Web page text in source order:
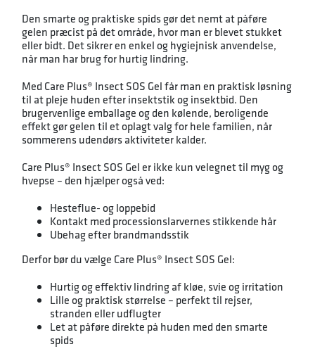
Den smarte og praktiske spids gør det nemt at påføre
gelen præcist på det område, hvor man er blevet stukket
eller bidt. Det sikrer en enkel og hygiejnisk anvendelse,
når man har brug for hurtig lindring.
Med Care Plus® Insect SOS Gel får man en praktisk løsning
til at pleje huden efter insektstik og insektbid. Den
brugervenlige emballage og den kølende, beroligende
effekt gør gelen til et oplagt valg for hele familien, når
sommerens udendørs aktiviteter kalder.
Care Plus® Insect SOS Gel er ikke kun velegnet til myg og
hvepse – den hjælper også ved:
Hesteflue- og loppebid
Kontakt med processionslarvernes stikkende hår
Ubehag efter brandmandsstik
Derfor bør du vælge Care Plus® Insect SOS Gel:
Hurtig og effektiv lindring af kløe, svie og irritation
Lille og praktisk størrelse – perfekt til rejser,
stranden eller udflugter
Let at påføre direkte på huden med den smarte
spids